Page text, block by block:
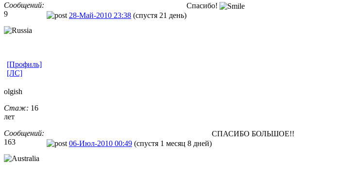
Сообщений:
9
28-Май-2010 23:38 (спустя 21 день)
Спасибо!
[Профиль]
[ЛС]
olgish
Стаж: 16
лет
Сообщений:
163
06-Июл-2010 00:49 (спустя 1 месяц 8 дней)
СПАСИБО БОЛЬШОЕ!!